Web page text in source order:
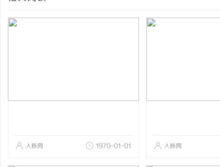
人脉网 1970-01-01 人脉网